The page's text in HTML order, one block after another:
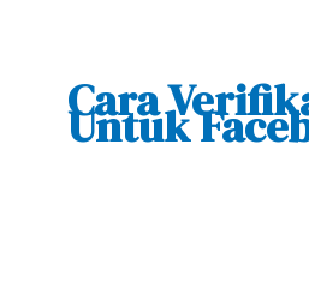
Cara
Untuk